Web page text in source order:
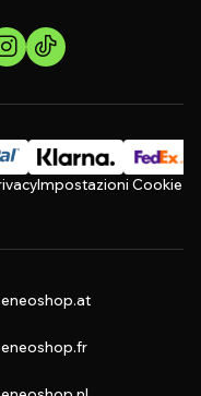
Impostazioni Cookie